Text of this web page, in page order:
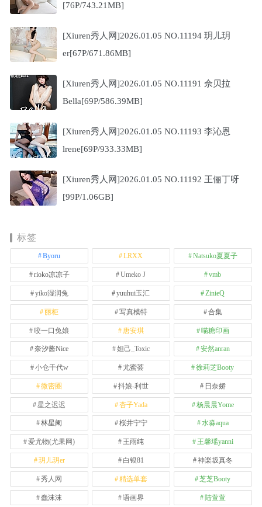
[76P/743.21MB]
[Xiuren秀人网]2026.01.05 NO.11194 玥儿玥
er[67P/671.86MB]
[Xiuren秀人网]2026.01.05 NO.11191 佘贝拉
Bella[69P/586.39MB]
[Xiuren秀人网]2026.01.05 NO.11193 李沁恩
lrene[69P/933.33MB]
[Xiuren秀人网]2026.01.05 NO.11192 王俪丁呀
[99P/1.06GB]
标签
Byoru LRXX Natsuko夏夏子
rioko凉凉子 Umeko J vmb
yiko湿润兔 yuuhui玉汇 ZinieQ
丽柜 写真模特 合集
咬一口兔娘 唐安琪 喵糖印画
奈汐酱Nice 妲己_Toxic 安然anran
小仓千代w 尤蜜荟 徐莉芝Booty
微密圈 抖娘-利世 日奈娇
星之迟迟 杏子Yada 杨晨晨Yome
林星阑 桜井宁宁 水淼aqua
爱尤物(尤果网) 王雨纯 王馨瑶yanni
玥儿玥er 白银81 神楽坂真冬
秀人网 精选单套 芝芝Booty
蠢沫沫 语画界 陆萱萱